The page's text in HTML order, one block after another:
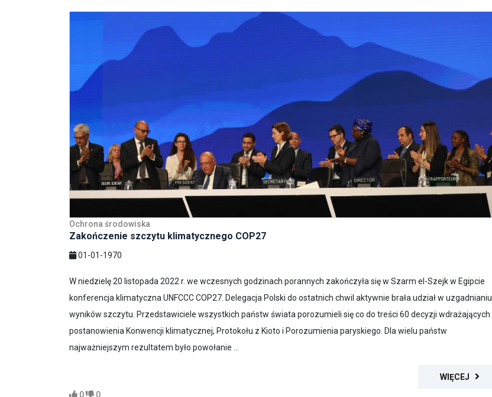
Ochrona środowiska
Zakończenie szczytu klimatycznego COP27
01-01-1970
W niedzielę 20 listopada 2022 r. we wczesnych godzinach porannych zakończyła się w Szarm el-Szejk w Egipcie
konferencja klimatyczna UNFCCC COP27. Delegacja Polski do ostatnich chwil aktywnie brała udział w uzgadnianiu
wyników szczytu. Przedstawiciele wszystkich państw świata porozumieli się co do treści 60 decyzji wdrażających
postanowienia Konwencji klimatycznej, Protokołu z Kioto i Porozumienia paryskiego. Dla wielu państw
najważniejszym rezultatem było powołanie ...
WIĘCEJ
0
0